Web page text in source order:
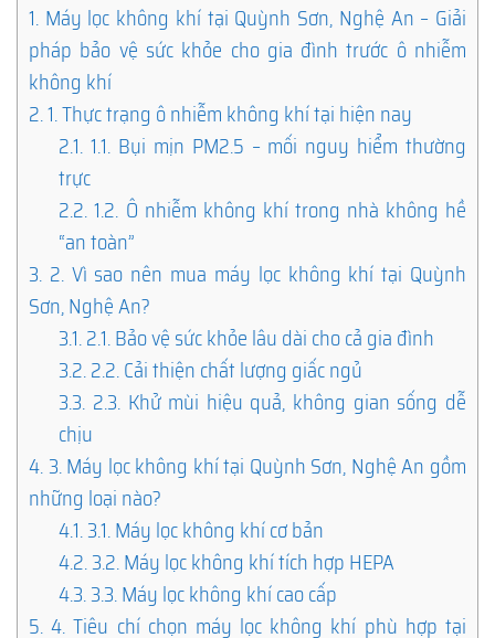
1. Máy lọc không khí tại Quỳnh Sơn, Nghệ An – Giải
pháp bảo vệ sức khỏe cho gia đình trước ô nhiễm
không khí
2.1. Thực trạng ô nhiễm không khí tại hiện nay
2.1. 1.1. Bụi mịn PM2.5 – mối nguy hiểm thường
trực
2.2. 1.2. Ô nhiễm không khí trong nhà không hề
“an toàn”
3. 2. Vì sao nên mua máy lọc không khí tại Quỳnh
Sơn, Nghệ An?
3.1.2.1. Bảo vệ sức khỏe lâu dài cho cả gia đình
3.2.2.2. Cải thiện chất lượng giấc ngủ
3.3. 2.3. Khử mùi hiệu quả, không gian sống dễ
chịu
4. 3. Máy lọc không khí tại Quỳnh Sơn, Nghệ An gồm
những loại nào?
4.1.3.1. Máy lọc không khí cơ bản
4.2.3.2. Máy lọc không khí tích hợp HEPA
4.3.3.3. Máy lọc không khí cao cấp
5. 4. Tiêu chí chọn máy lọc không khí phù hợp tại